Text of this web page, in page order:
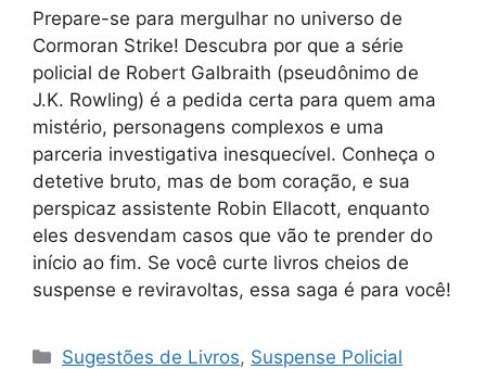
Prepare-se para mergulhar no universo de
Cormoran Strike! Descubra por que a série
policial de Robert Galbraith (pseudônimo de
J.K. Rowling) é a pedida certa para quem ama
mistério, personagens complexos e uma
parceria investigativa inesquecível. Conheça o
detetive bruto, mas de bom coração, e sua
perspicaz assistente Robin Ellacott, enquanto
eles desvendam casos que vão te prender do
início ao fim. Se você curte livros cheios de
suspense e reviravoltas, essa saga é para você!
Categorias
Sugestões de Livros, Suspense Policial